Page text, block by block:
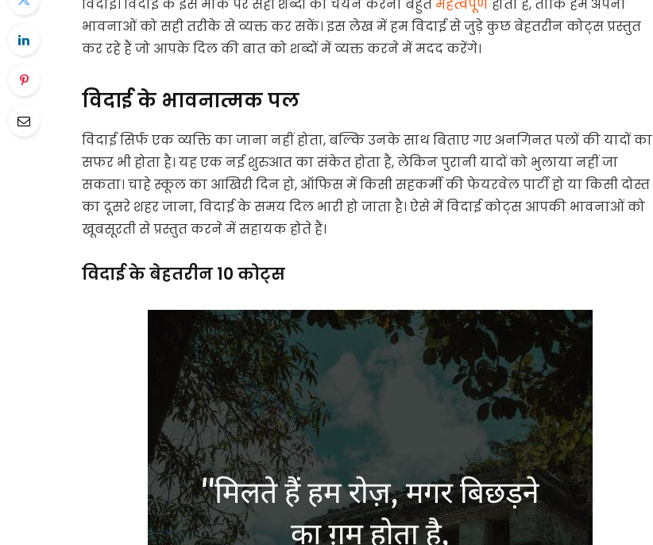
विदाई। विदाई के इस मौके पर सही शब्दों का चयन करना बहुतमहत्वपूर्णहोता है, ताकि हम अपनी
भावनाओं को सही तरीके से व्यक्त कर सकें। इस लेख में हम विदाई से जुड़े कुछ बेहतरीन कोट्स प्रस्तुत
कर रहे हैं जो आपके दिल की बात को शब्दों में व्यक्त करने में मदद करेंगे।
विदाई के भावनात्मक पल
विदाई सिर्फ एक व्यक्ति का जाना नहीं होता, बल्कि उनके साथ बिताए गए अनगिनत पलों की यादों का
सफर भी होता है। यह एक नई शुरुआत का संकेत होता है, लेकिन पुरानी यादों को भुलाया नहीं जा
सकता। चाहे स्कूल का आखिरी दिन हो, ऑफिस में किसी सहकर्मी की फेयरवेल पार्टी हो या किसी दोस्त
का दूसरे शहर जाना, विदाई के समय दिल भारी हो जाता है। ऐसे में विदाई कोट्स आपकी भावनाओं को
खूबसूरती से प्रस्तुत करने में सहायक होते हैं।
विदाई के बेहतरीन 10 कोट्स